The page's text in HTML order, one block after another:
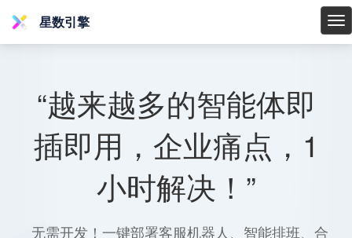
星
星数引擎
“越来越多的智能体即
插即用，企业痛点，1
小时解决！”
无需开发！一键部署客服机器人、智能排班、合